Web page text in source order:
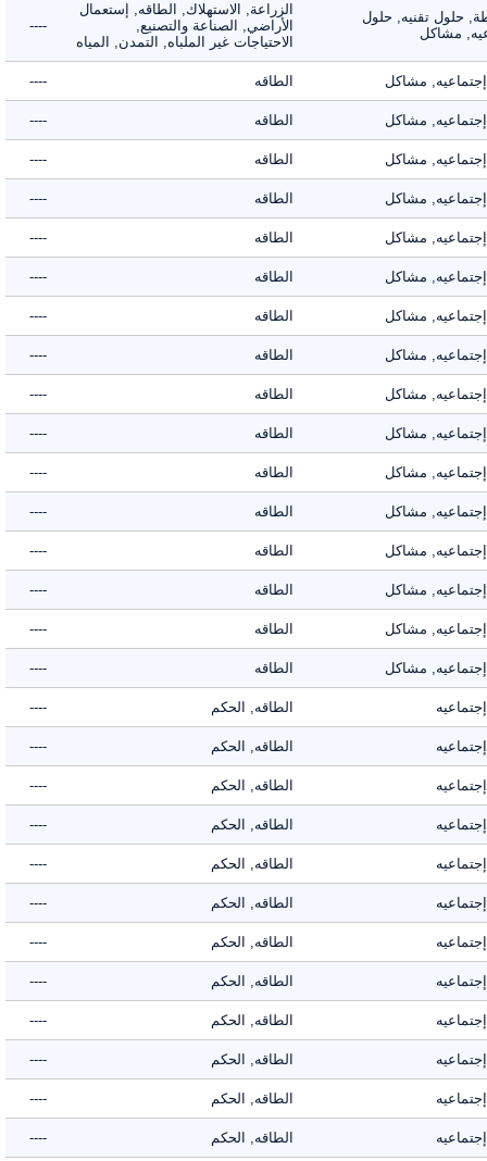
حلول تقنيه, حلول
مشاكل
الزراعة, الاستهلاك, الطاقه, إستعمال
الأراضي, الصناعة والتصنيع,
الاحتياجات غير الملباه, التمدن, المياه
----
مشاكل الطاقه ----
مشاكل الطاقه ----
مشاكل الطاقه ----
مشاكل الطاقه ----
مشاكل الطاقه ----
مشاكل الطاقه ----
مشاكل الطاقه ----
مشاكل الطاقه ----
مشاكل الطاقه ----
مشاكل الطاقه ----
مشاكل الطاقه ----
مشاكل الطاقه ----
مشاكل الطاقه ----
مشاكل الطاقه ----
مشاكل الطاقه ----
مشاكل الطاقه ----
الطاقه, الحكم ----
الطاقه, الحكم ----
الطاقه, الحكم ----
الطاقه, الحكم ----
الطاقه, الحكم ----
الطاقه, الحكم ----
الطاقه, الحكم ----
الطاقه, الحكم ----
الطاقه, الحكم ----
الطاقه, الحكم ----
الطاقه, الحكم ----
الطاقه, الحكم ----